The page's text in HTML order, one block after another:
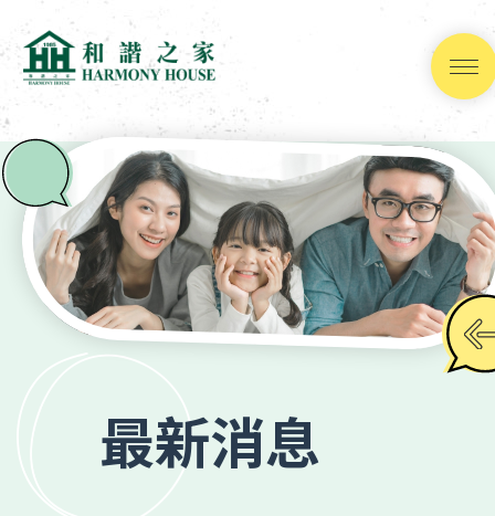
跳
到
內
容
(按
輸
入
鍵)
最新消息